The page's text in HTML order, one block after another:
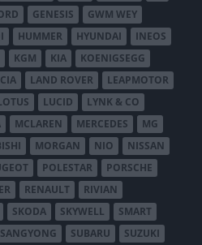
GENESIS
GWM WEY
HUMMER HYUNDAI
INEOS
KGM KIA
KOENIGSEGG
LAND ROVER
LEAPMOTOR
LUCID
LYNK & CO
MCLAREN MERCEDES
MG
MORGAN NIO
NISSAN
POLESTAR
PORSCHE
RENAULT
RIVIAN
SKODA SKYWELL
SMART
SUBARU SUZUKI